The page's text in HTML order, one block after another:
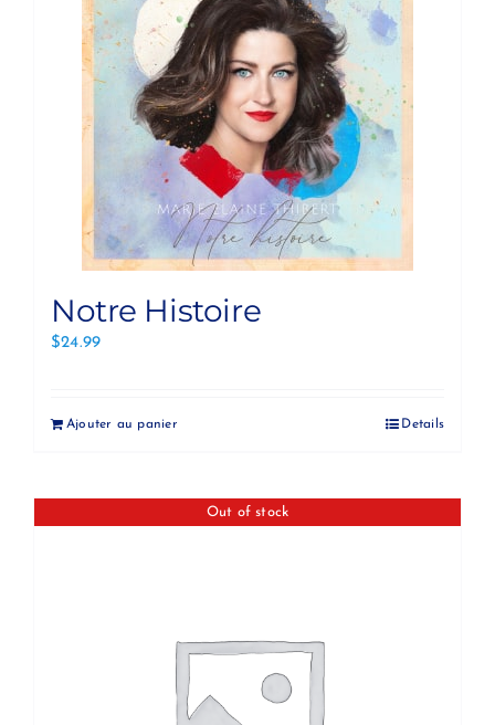
Notre Histoire
$24.99
Ajouter au panier Details
Out of stock